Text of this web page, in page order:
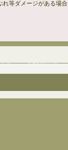
等ダメージがある場合